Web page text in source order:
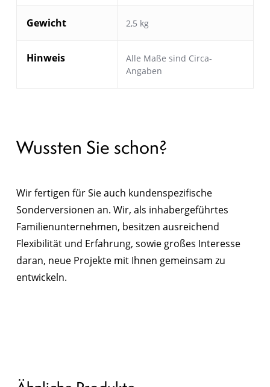
Gewicht 2,5 kg
Hinweis
Alle Maße sind Circa-
Angaben
Wussten Sie schon?
Wir fertigen für Sie auch kundenspezifische
Sonderversionen an. Wir, als inhabergeführtes
Familienunternehmen, besitzen ausreichend
Flexibilität und Erfahrung, sowie großes Interesse
daran, neue Projekte mit Ihnen gemeinsam zu
entwickeln.